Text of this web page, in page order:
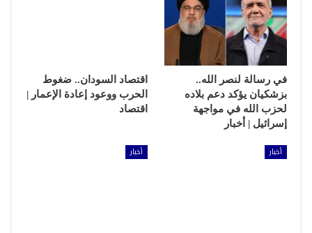
في رسالة لنصر الله..
بزشكيان يؤكد دعم بلاده
لحزب الله في مواجهة
إسرائيل | أخبار
اقتصاد السودان.. ضغوط
الحرب ووعود إعادة الإعمار |
اقتصاد
أخبار أخبار